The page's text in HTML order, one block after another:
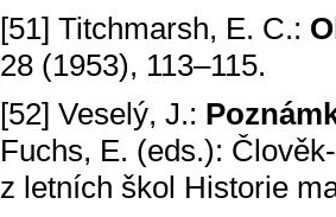
[51] Titchmarsh, E. C.:
28 (1953), 113–115.
[52] Veselý, J.:
Fuchs, E. (eds.):
z letních škol Historie